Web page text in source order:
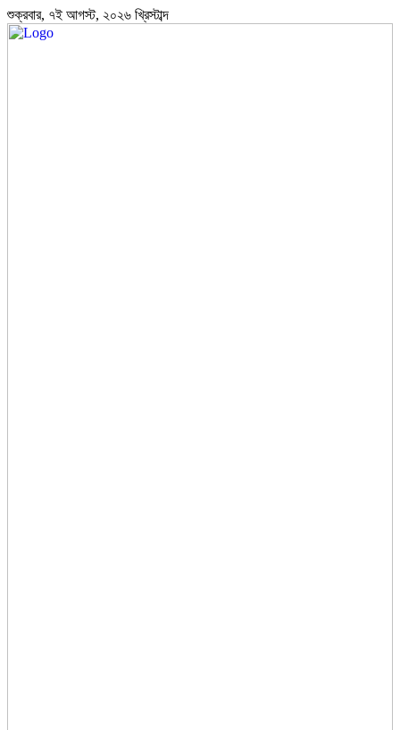
শুক্রবার, ৭ই আগস্ট, ২০২৬ খ্রিস্টাব্দ